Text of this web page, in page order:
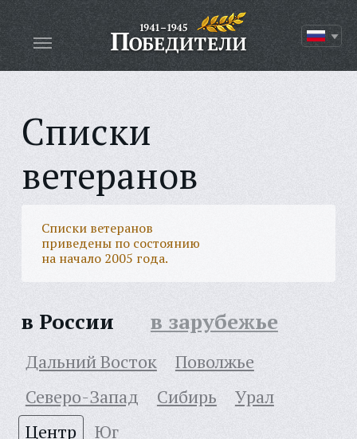
Списки
ветеранов
Списки ветеранов
приведены по состоянию
на начало 2005 года.
в России в зарубежье
Дальний Восток
Поволжье
Северо-Запад
Сибирь
Урал
Центр
Юг